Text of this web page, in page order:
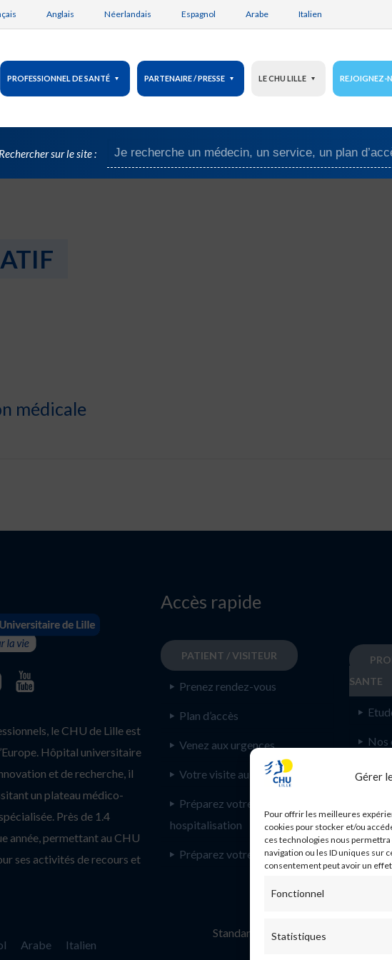
Gérer
Pour offrir les meilleures
cookies pour stocker et/ou
ces technologies nous
navigation ou les ID uniques sur
consentement peut avoir un
Fonctionnel
Statistiques
Anglais Néerlandais Espagnol Arabe Italien
PROFESSIONNEL DE SANTÉ PARTENAIRE / PRESSE LE CHU LILLE REJOIGNEZ-
Rechercher sur le site :
médicale
le CHU de Lille est
Hôpital universitaire
et de recherche, il
un plateau médico-
Près de 1.4
année, permettant au CHU
ses activités de recours et
Arabe Italien
Accès rapide
PATIENT / VISITEUR
Prenez rendez-vous
Plan d’accès
Venez aux urgences
Votre visite au CHU de Lille
Préparez votre
hospitalisation
Préparez votre consultation
Standard : 03 20 44 59
SANTE
Nos